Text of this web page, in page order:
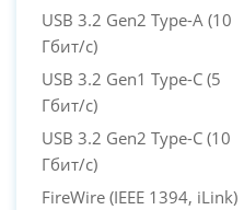
USB 3.2 Gen2 Type-A (10
Гбит/с)
USB 3.2 Gen1 Type-C (5
Гбит/с)
USB 3.2 Gen2 Type-C (10
Гбит/с)
FireWire (IEEE 1394, iLink)